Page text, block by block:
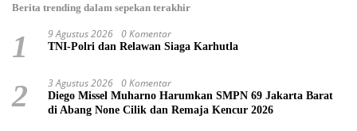
Berita trending dalam sepekan terakhir
1 9 Agustus 2026 0 Komentar
TNI-Polri dan Relawan Siaga Karhutla
2 3 Agustus 2026 0 Komentar
Diego Missel Muharno Harumkan SMPN 69 Jakarta Barat
di Abang None Cilik dan Remaja Kencur 2026